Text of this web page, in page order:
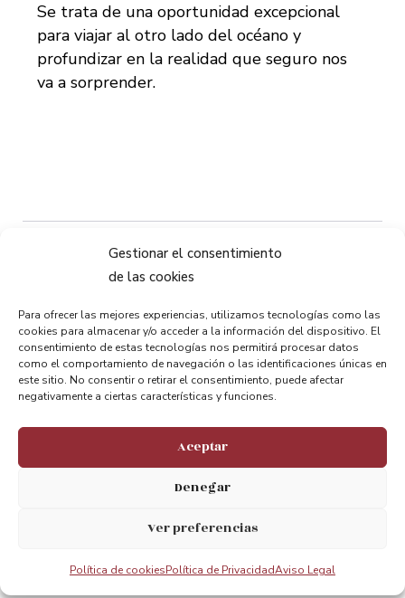
Gestionar el consentimiento
de las cookies
Para ofrecer las mejores experiencias, utilizamos tecnologías como las
cookies para almacenar y/o acceder a la información del dispositivo. El
consentimiento de estas tecnologías nos permitirá procesar datos
como el comportamiento de navegación o las identificaciones únicas en
este sitio. No consentir o retirar el consentimiento, puede afectar
negativamente a ciertas características y funciones.
Aceptar
Denegar
Ver preferencias
Política de cookiesPolítica de PrivacidadAviso Legal
Se trata de una oportunidad excepcional
para viajar al otro lado del océano y
profundizar en la realidad que seguro nos
va a sorprender.
Compartir:
ANTERIOR
Acta Final Congreso Puentes Transbordadores
PRÓXIMO
Acta Final Congreso Puentes Transbordadores